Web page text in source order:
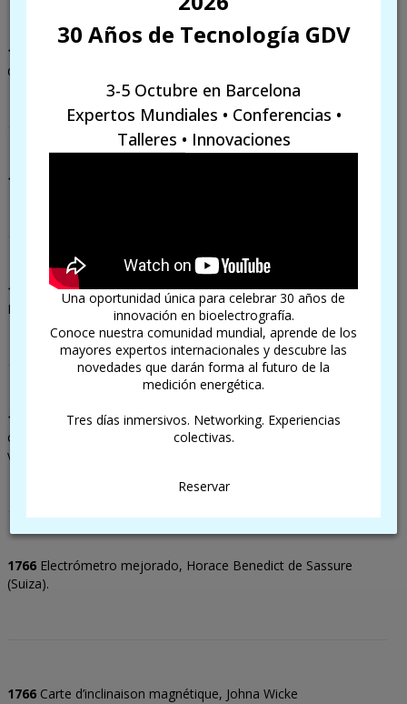
1747
Un elemento conductor afilado extrae una carga eléctrica
de un cuerpo cargado. Benjamin Franklin.
1747
1756
La electricidad, el origen de la luz y la teoría de las ondas,
Mijaíl Valilievich Lomosonov.
1766
Todos los nervios discurren por un camino a través de la
columna vertebral hasta el cerebro y estimulan los músculos. A.
von Haller.
1766Electrómetro mejorado, Horace Benedict de Sassure
(Suiza).
1766Carte d’inclinaison magnétique, Johna Wicke
30 Años de Tecnología GDV
3-5 Octubre en Barcelona
Expertos Mundiales • Conferencias •
Talleres • Innovaciones
Una oportunidad única para celebrar 30 años de
innovación en bioelectrografía.
Conoce nuestra comunidad mundial, aprende de los
mayores expertos internacionales y descubre las
novedades que darán forma al futuro de la
medición energética.
Tres días inmersivos. Networking. Experiencias
colectivas.
Reservar